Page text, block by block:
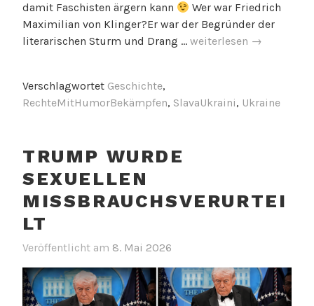
damit Faschisten ärgern kann
Wer war Friedrich
Maximilian von Klinger?Er war der Begründer der
literarischen Sturm und Drang … Friedrich
weiterlesen →
Verschlagwortet Geschichte,
RechteMitHumorBekämpfen, SlavaUkraini, Ukraine
TRUMP WURDE
SEXUELLEN
MISSBRAUCHSVERURTEI
LT
Veröffentlicht am 8. Mai 2026